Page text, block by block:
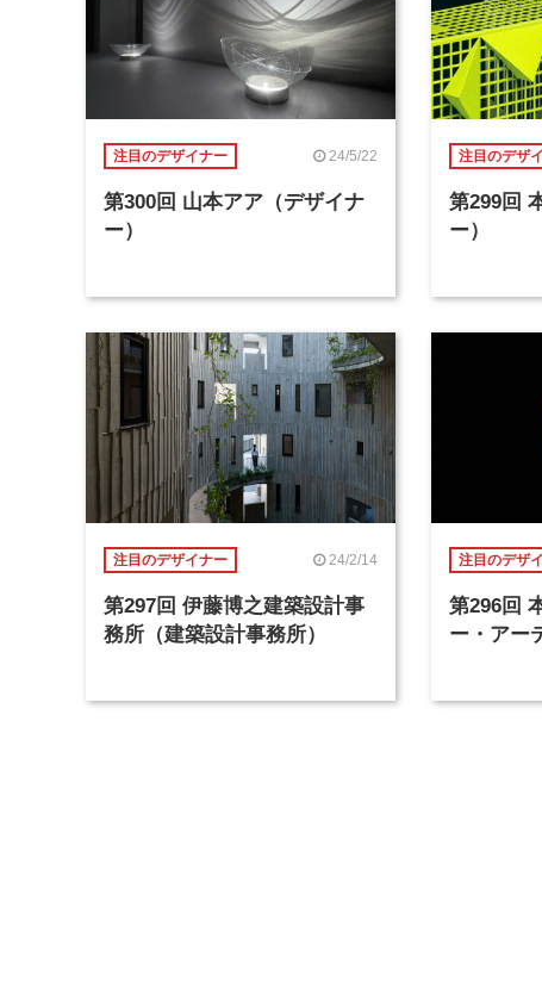
注目のデザイナー 24/5/22
第300回 山本アア（デザイナ
ー）
注目のデザ
第299回
ー）
注目のデザイナー 24/2/14
第297回 伊藤博之建築設計事
務所（建築設計事務所）
注目のデザ
第296回
ー・アー